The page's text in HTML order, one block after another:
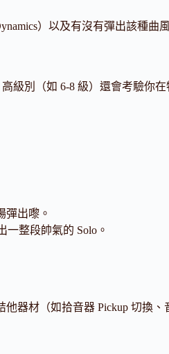
）以及有沒有彈出該種曲
級別（如 6-8 級）還會考驗你
彈出嚟。
一整段帥氣的 Solo。
器材（如拾音器 Pickup 切換、